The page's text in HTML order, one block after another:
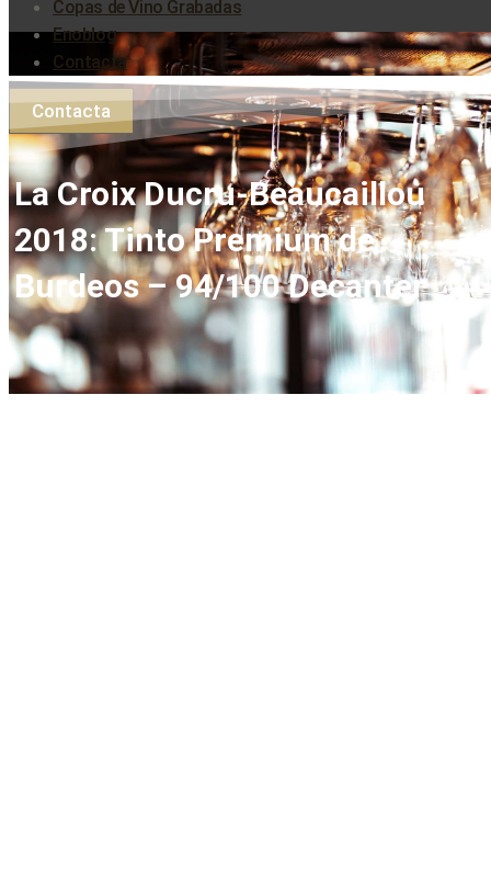
Copas de Vino Grabadas
Enoblog
Contacta
Contacta
La Croix Ducru-Beaucaillou
2018: Tinto Premium de
Burdeos – 94/100 Decanter